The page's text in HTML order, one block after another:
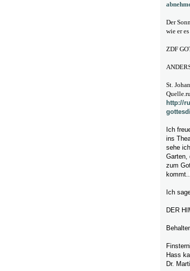
Der
wie er
ZDF
St.
http://
Ich
ins
sehe
Garten,
zum
Ich
DER
Hass
Dr.